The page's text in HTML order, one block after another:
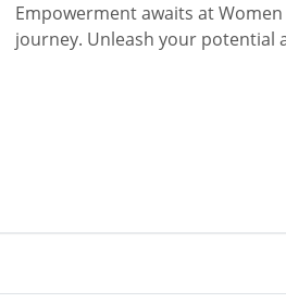
Empowerment awaits at
journey. Unleash your potential